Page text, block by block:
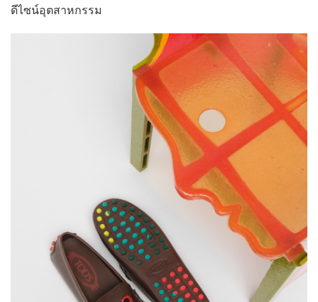
ดีไซน์อุตสาหกรรม